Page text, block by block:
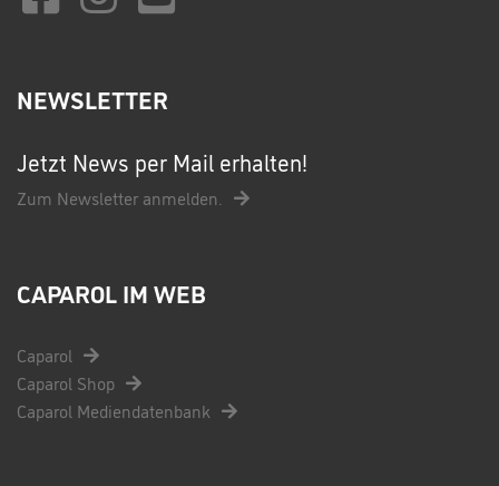
NEWSLETTER
Jetzt News per Mail erhalten!
Zum Newsletter anmelden.
CAPAROL IM WEB
Caparol
Caparol Shop
Caparol Mediendatenbank